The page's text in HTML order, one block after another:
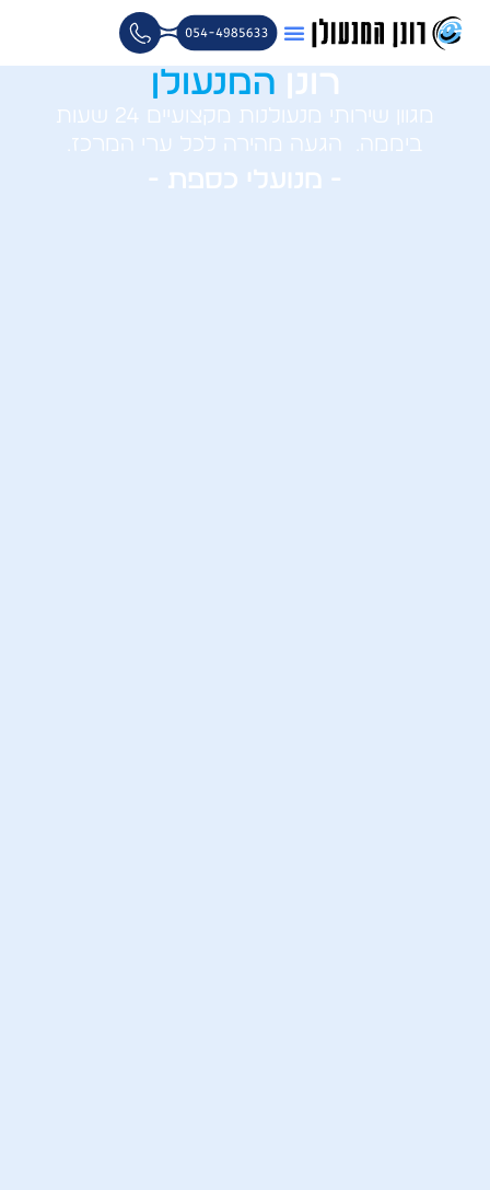
לתוכן
רונן המנעולן
מגוון שירותי מנעולנות מקצועיים 24 שעות
ביממה. הגעה מהירה לכל ערי המרכז.
- מנועלי כספת -